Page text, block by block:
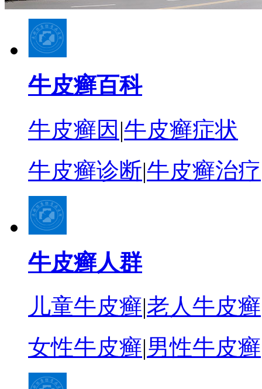
牛皮癣百科
牛皮癣因 |牛皮癣症状
牛皮癣诊断|牛皮癣治疗
牛皮癣人群
儿童牛皮癣|老人牛皮癣
女性牛皮癣|男性牛皮癣